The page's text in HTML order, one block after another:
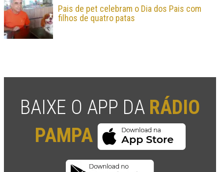
Pais de pet celebram o Dia dos Pais com
filhos de quatro patas
BAIXE O APP DA RÁDIO
PAMPA